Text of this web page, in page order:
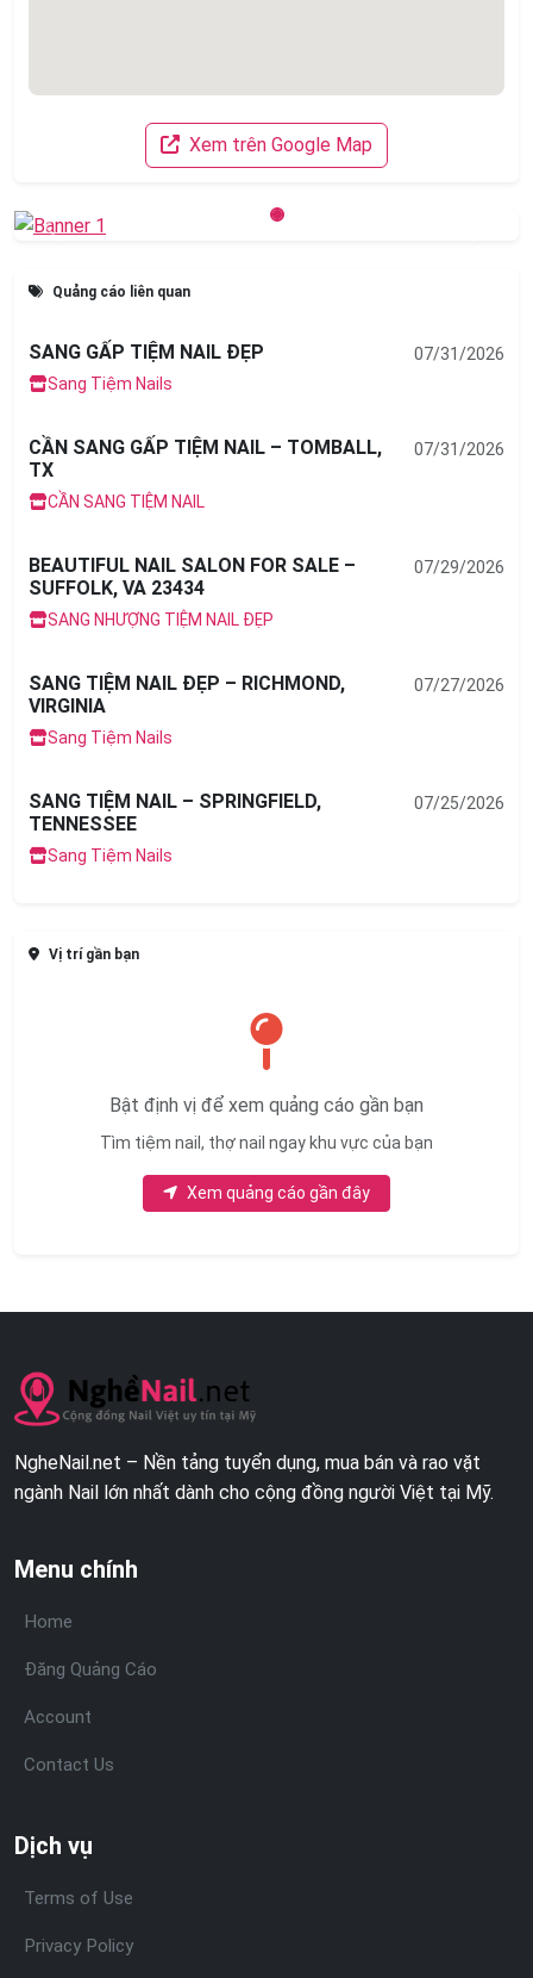
Xem trên Google Map
Previous
Quảng cáo liên quan
SANG GẤP TIỆM NAIL ĐẸP
Sang Tiệm Nails
07/31/2026
CẦN SANG GẤP TIỆM NAIL – TOMBALL,
TX
CẦN SANG TIỆM NAIL
07/31/2026
BEAUTIFUL NAIL SALON FOR SALE –
SUFFOLK, VA 23434
SANG NHƯỢNG TIỆM NAIL ĐẸP
07/29/2026
SANG TIỆM NAIL ĐẸP – RICHMOND,
VIRGINIA
Sang Tiệm Nails
07/27/2026
SANG TIỆM NAIL – SPRINGFIELD,
TENNESSEE
Sang Tiệm Nails
07/25/2026
Vị trí gần bạn
Bật định vị để xem quảng cáo gần bạn
Tìm tiệm nail, thợ nail ngay khu vực của bạn
Xem quảng cáo gần đây
NgheNail.net – Nền tảng tuyển dụng, mua bán và rao vặt
ngành Nail lớn nhất dành cho cộng đồng người Việt tại Mỹ.
Menu chính
Home
Đăng Quảng Cáo
Account
Contact Us
Dịch vụ
Terms of Use
Privacy Policy